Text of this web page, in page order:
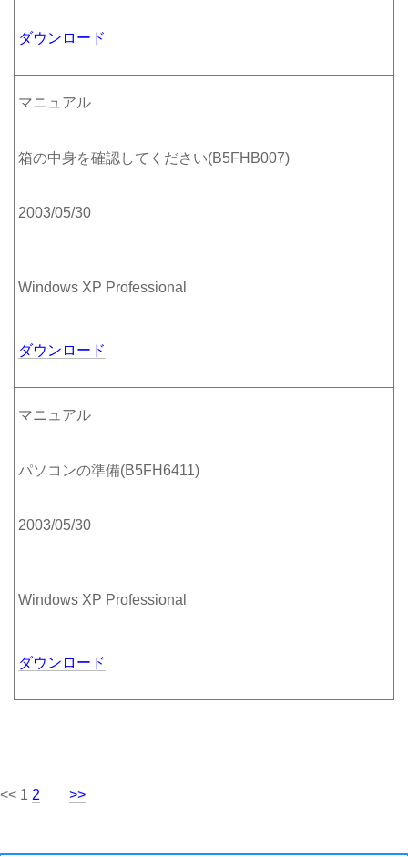
ダウンロード
マニュアル
箱の中身を確認してください(B5FHB007)
2003/05/30
Windows XP Professional
ダウンロード
マニュアル
パソコンの準備(B5FH6411)
2003/05/30
Windows XP Professional
ダウンロード
<< 1 2 >>